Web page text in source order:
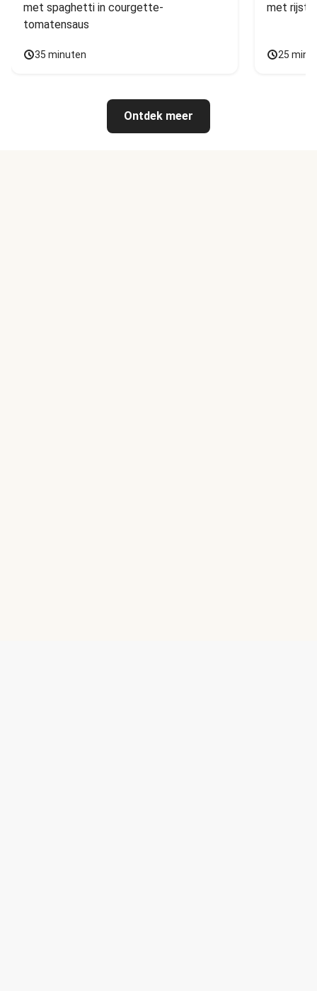
met spaghetti in courgette-
tomatensaus
35 minuten
met rijst,
25
Ontdek meer